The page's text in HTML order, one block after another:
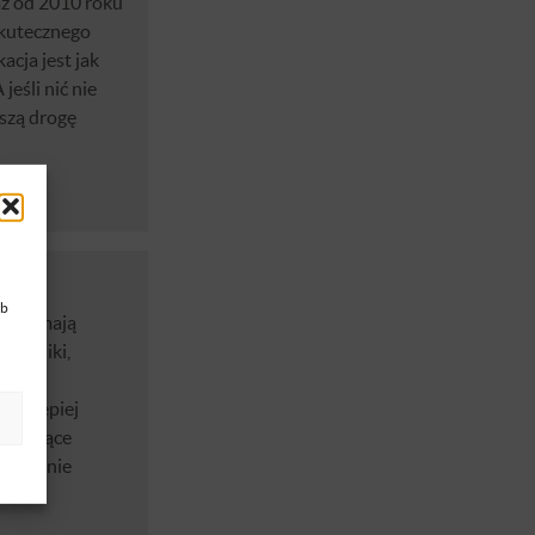
jest jak
jeśli nić nie
drogę
mają
wyniki,
lepiej
stronie